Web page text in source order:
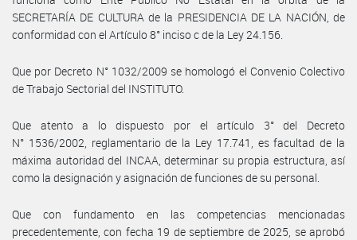
SECRETARÍA DE CULTURA de la PRESIDENCIA DE LA NACIÓN, de
conformidad con el Artículo 8° inciso c de la Ley 24.156.
Que por Decreto N° 1032/2009 se homologó el Convenio Colectivo
de Trabajo Sectorial del INSTITUTO.
Que atento a lo dispuesto por el artículo 3° del Decreto
N° 1536/2002, reglamentario de la Ley 17.741, es facultad de la
máxima autoridad del INCAA, determinar su propia estructura, así
como la designación y asignación de funciones de su personal.
Que con fundamento en las competencias mencionadas
precedentemente, con fecha 19 de septiembre de 2025, se aprobó